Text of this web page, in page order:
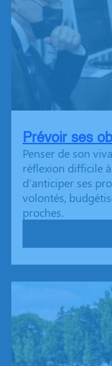
Prévoir ses
Penser de son
réflexion difficile
d'anticiper ses
volontés,
proches.